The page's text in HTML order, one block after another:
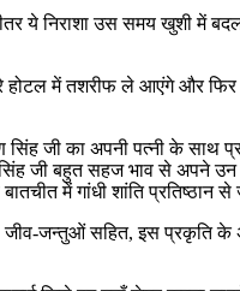
निराशा उस समय खुशी में बदल
होटल में तशरीफ ले आएंगे और
जी का अपनी पत्नी के साथ
जी बहुत सहज भाव से अपने उन
में गांधी शांति
जन्तुओं सहित, इस प्रकृति के